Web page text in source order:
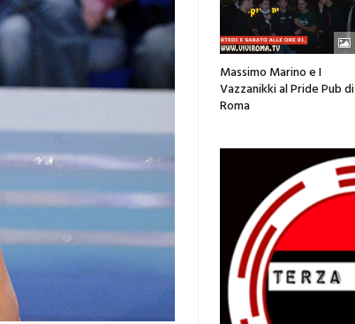
Massimo Marino e I
Vazzanikki al Pride Pub di
Roma